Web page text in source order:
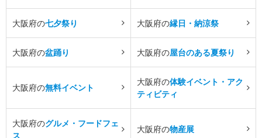
大阪府の七夕祭り 大阪府の縁日・納涼祭
大阪府の盆踊り 大阪府の屋台のある夏祭り
大阪府の無料イベント
大阪府の体験イベント・アク
ティビティ
大阪府のグルメ・フードフェ
ス
大阪府の物産展